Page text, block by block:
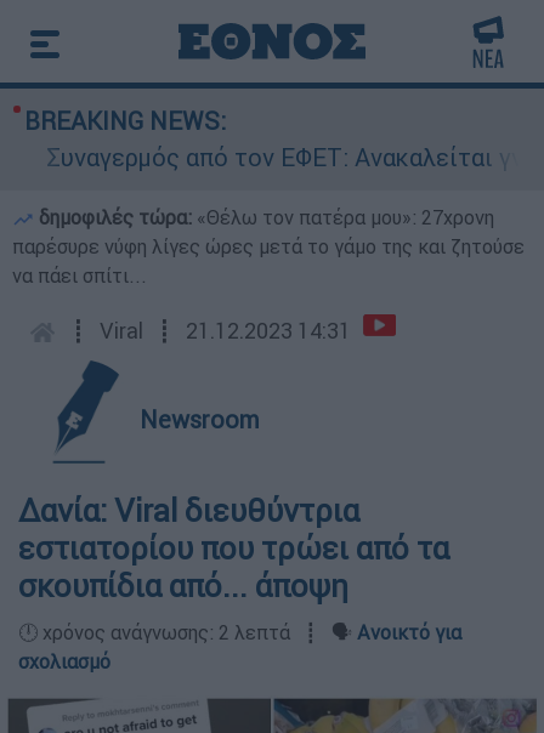
BREAKING NEWS:
από τον ΕΦΕΤ: Ανακαλείται
δημοφιλές τώρα: «Θέλω τον πατέρα μου»: 27χρονη
παρέσυρε νύφη λίγες ώρες μετά το γάμο της και ζητούσε
να πάει σπίτι...
┋ Viral ┋ 21.12.2023 14:31
Newsroom
Δανία: Viral διευθύντρια
εστιατορίου που τρώει από τα
σκουπίδια από... άποψη
🕛 χρόνος ανάγνωσης: 2 λεπτά ┋ 🗣️ Ανοικτό για
σχολιασμό